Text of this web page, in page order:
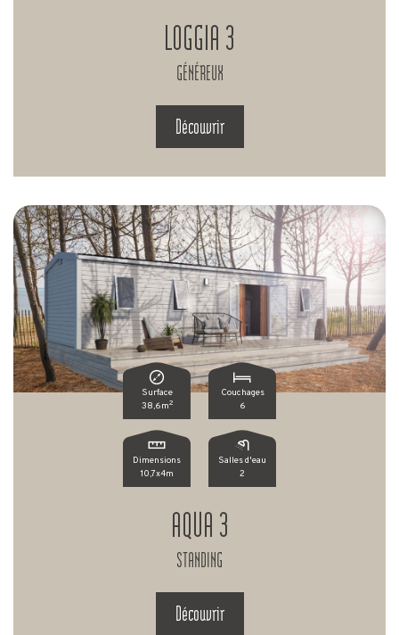
LOGGIA 3
GÉNÉREUX
Découvrir
Surface
38,6m2
Couchages
6
Dimensions
10,7x4m
Salles d'eau
2
AQUA 3
STANDING
Découvrir